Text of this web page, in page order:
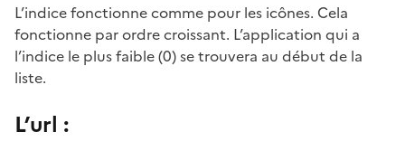
L’indice fonctionne comme pour les icônes. Cela
fonctionne par ordre croissant. L’application qui a
l’indice le plus faible (0) se trouvera au début de la
liste.
L’url :